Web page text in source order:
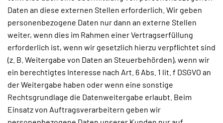
Daten an diese externen Stellen erforderlich. Wir geben
personenbezogene Daten nur dann an externe Stellen
weiter, wenn dies im Rahmen einer Vertragserfüllung
erforderlich ist, wenn wir gesetzlich hierzu verpflichtet sind
(z. B. Weitergabe von Daten an Steuerbehörden), wenn wir
ein berechtigtes Interesse nach Art. 6 Abs. 1 lit. f DSGVO an
der Weitergabe haben oder wenn eine sonstige
Rechtsgrundlage die Datenweitergabe erlaubt. Beim
Einsatz von Auftragsverarbeitern geben wir